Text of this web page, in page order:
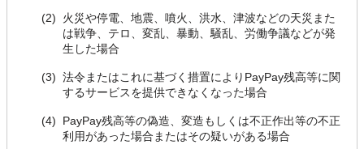
(2)
火災や停電、地震、噴火、洪水、津波などの天災また
は戦争、テロ、変乱、暴動、騒乱、労働争議などが発
生した場合
(3) 法令またはこれに基づく措置によりPayPay残高等に関
するサービスを提供できなくなった場合
(4)
PayPay残高等の偽造、変造もしくは不正作出等の不正
利用があった場合またはその疑いがある場合